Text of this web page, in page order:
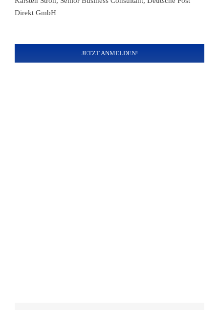
Direkt GmbH
JETZT ANMELDEN!